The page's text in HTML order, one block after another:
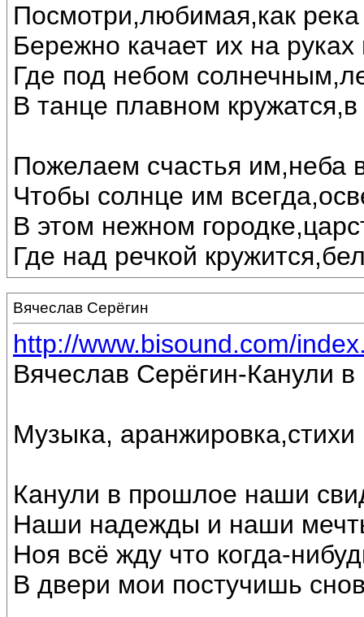
Посмотри,любимая,как река
Бережно качает их на
Где под небом
В танце плавном
Пожелаем счастья им,неба
Чтобы солнце им
В этом нежном
Где над речкой
Вячеслав Серёгин
http://www.bisound.com/
Вячеслав Серёгин-Канули
Музыка,
Канули в прошлое наши
Наши надежды и наши
Ноя всё жду что когда-
В двери мои постучишь